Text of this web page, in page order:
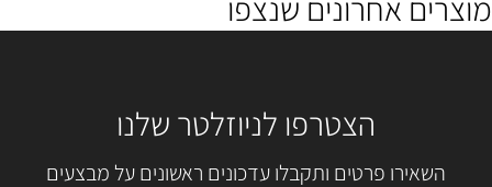
מוצרים אחרונים שנצפו
הצטרפו לניוזלטר שלנו
השאירו פרטים ותקבלו עדכונים ראשונים על מבצעים